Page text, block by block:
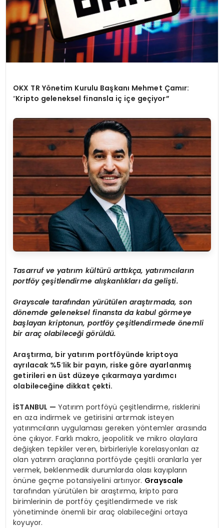
OKX TR Yönetim Kurulu Başkanı Mehmet Çamır:
“Kripto geleneksel finansla iç içe geçiyor”
Tasarruf ve yatırım kültürü arttıkça, yatırımcıların
portföy çeşitlendirme alışkanlıkları da gelişti.
Grayscale tarafından yürütülen araştırmada, son
dönemde geleneksel finansta da kabul görmeye
başlayan kriptonun, portföy çeşitlendirmedeönemli
bir araç olabileceği görüldü.
Araştırma, bir yatırım portföyünde kriptoya
ayrılacak %5’lik bir payın, riske göre ayarlanmış
getirileri en üst düzeye çıkarmaya yardımcı
olabileceğine dikkat çekti.
İSTANBUL —Yatırım portföyü çeşitlendirme, risklerini
en aza indirmek ve getirisini artırmak isteyen
yatırımcıların uygulaması gereken yöntemler arasında
öne çıkıyor. Farklı makro, jeopolitik ve mikro olaylara
değişken tepkiler veren, birbirleriyle korelasyonları az
olan yatırım araçlarına portföyde çeşitli oranlarla yer
vermek, beklenmedik durumlarda olası kayıpların
önüne geçme potansiyelini artırıyor. Grayscale
tarafından yürütülen bir araştırma, kripto para
birimlerinin de portföy çeşitlendirmede ve risk
yönetiminde önemli bir araç olabileceğini ortaya
koyuyor.